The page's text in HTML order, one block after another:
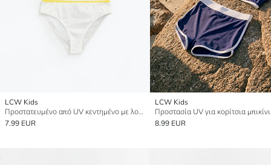
LCW Kids
Προστατευμένο από UV κεντημένο με λουλούδια μπικίνι για κορίτσια
7.99 EUR
LCW Kids
Προστασία UV για κορίτσια
8.99 EUR